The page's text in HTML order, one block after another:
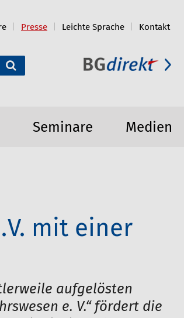
Presse Leichte Sprache Kontakt
Seminare Medien
mit einer
aufgelösten
e. V.“ fördert die